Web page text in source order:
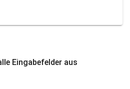
Eingabefelder aus